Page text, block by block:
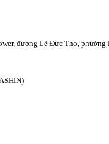
đường Lê Đức Thọ,